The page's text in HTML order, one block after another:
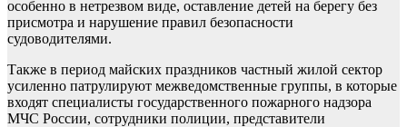
особенно в нетрезвом виде, оставление детей на берегу без
присмотра и нарушение правил безопасности
судоводителями.
Также в период майских праздников частный жилой сектор
усиленно патрулируют межведомственные группы, в которые
входят специалисты государственного пожарного надзора
МЧС России, сотрудники полиции, представители